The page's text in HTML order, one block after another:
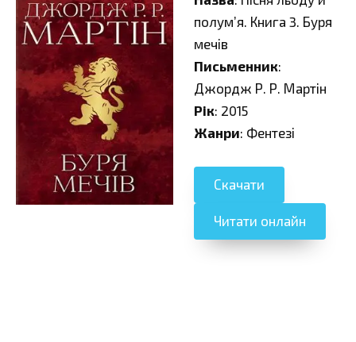
полум’я. Книга 3. Буря
мечів
Письменник:
Джордж Р. Р. Мартін
Рік: 2015
Жанри: Фентезі
Скачати
Читати онлайн